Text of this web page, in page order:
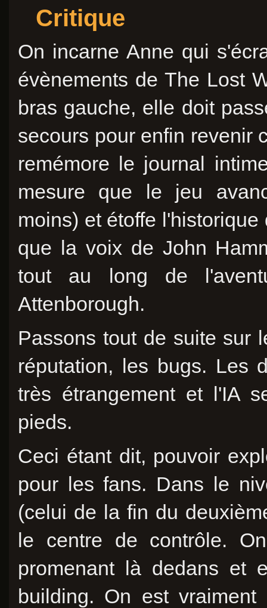
Critique
On incarne Anne qui
évènements de The Lost
bras gauche, elle doit
secours pour enfin revenir
remémore le journal
mesure que le jeu
moins) et étoffe
que la voix de John
tout au long de
Attenborough.
Passons tout de suite sur
réputation, les bugs. Les
très étrangement et l'IA
pieds.
Ceci étant dit, pouvoir
pour les fans. Dans le
(celui de la fin du
le centre de contrôle.
promenant là dedans et
building. On est